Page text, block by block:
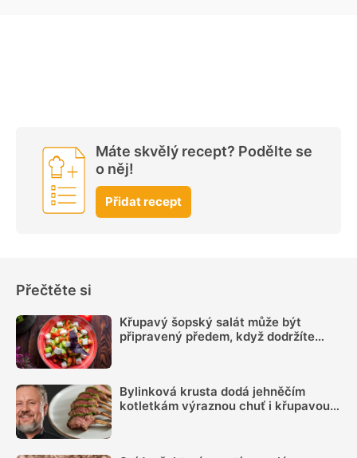
Máte skvělý recept? Podělte se
o něj!
Přidat recept
Přečtěte si
Křupavý šopský salát může být
připravený předem, když dodržíte
Bylinková krusta dodá jehněčím
kotletkám výraznou chuť i křupavou